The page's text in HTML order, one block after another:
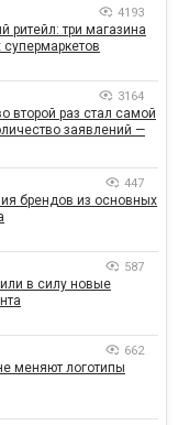
4193
ритейл: три магазина
3164
второй раз стал самой
заявлений —
447
брендов из основных
587
в силу новые
662
меняют логотипы